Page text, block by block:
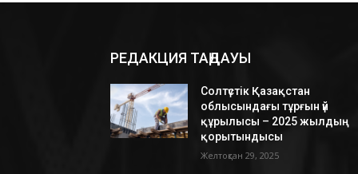
РЕДАКЦИЯ ТАҢДАУЫ
Солтүстік Қазақстан
облысындағы тұрғын үй
құрылысы – 2025 жылдың
қорытындысы
Желтоқсан 29, 2025